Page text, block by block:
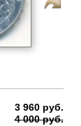
3 960 руб.
4 000 руб.